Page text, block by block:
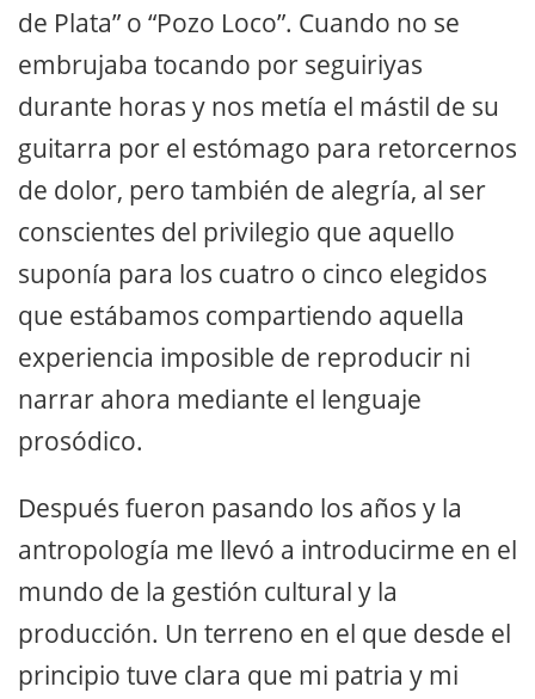
de Plata” o “Pozo Loco”. Cuando no se
embrujaba tocando por seguiriyas
durante horas y nos metía el mástil de su
guitarra por el estómago para retorcernos
de dolor, pero también de alegría, al ser
conscientes del privilegio que aquello
suponía para los cuatro o cinco elegidos
que estábamos compartiendo aquella
experiencia imposible de reproducir ni
narrar ahora mediante el lenguaje
prosódico.
Después fueron pasando los años y la
antropología me llevó a introducirme en el
mundo de la gestión cultural y la
producción. Un terreno en el que desde el
principio tuve clara que mi patria y mi